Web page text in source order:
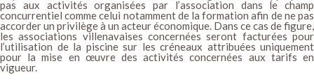
pas aux activités organisées par l’association dans le champ
concurrentiel comme celui notamment de la formation afin de ne pas
accorder un privilège à un acteur économique. Dans ce cas de figure,
les associations villenavaises concernées seront facturées pour
l’utilisation de la piscine sur les créneaux attribuées uniquement
pour la mise en œuvre des activités concernées aux tarifs en
vigueur.